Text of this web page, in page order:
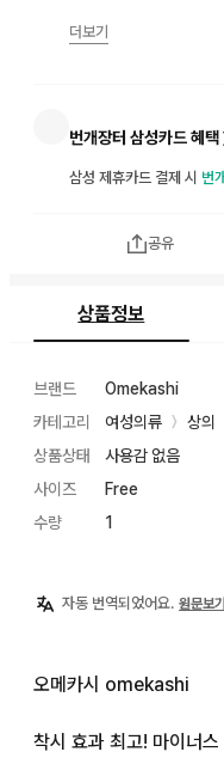
더보기
번개장터 삼성카드 혜택
삼성 제휴카드 결제 시 번
공유
상품정보
브랜드
Omekashi
카테고리
여성의류 〉 상의
상품상태
사용감 없음
사이즈
Free
수량
1
자동 번역되었어요. 원문보기
오메카시 omekashi
착시 효과 최고! 마이너